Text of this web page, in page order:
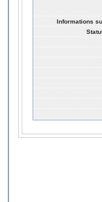
Informations